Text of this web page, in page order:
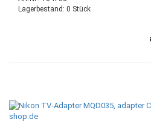
Lagerbestand: 0 Stück